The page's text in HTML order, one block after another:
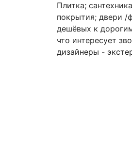
Плитка;
покрытия; двери /
дешёвых к
что интересует
дизайнеры -